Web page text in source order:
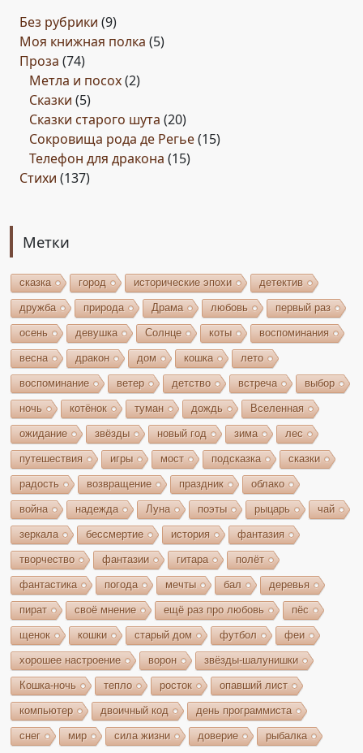
Без рубрики (9)
Моя книжная полка (5)
Проза (74)
Метла и посох(2)
Сказки (5)
Сказки старого шута (20)
Сокровища рода де Регье(15)
Телефон для дракона (15)
Стихи (137)
Метки
сказка город исторические эпохи детектив
дружба природа Драма любовь первый раз
осень девушка Солнце коты воспоминания
весна дракон дом кошка лето
воспоминание ветер детство встреча выбор
ночь котёнок туман дождь Вселенная
ожидание звёзды новый год зима лес
путешествия игры мост подсказка сказки
радость возвращение праздник облако
война надежда Луна поэты рыцарь чай
зеркала бессмертие история фантазия
творчество фантазии гитара полёт
фантастика погода мечты бал деревья
пират своё мнение ещё раз про любовь пёс
щенок кошки старый дом футбол феи
хорошее настроение ворон звёзды-шалунишки
Кошка-ночь тепло росток опавший лист
компьютер двоичный код день программиста
снег мир сила жизни доверие рыбалка